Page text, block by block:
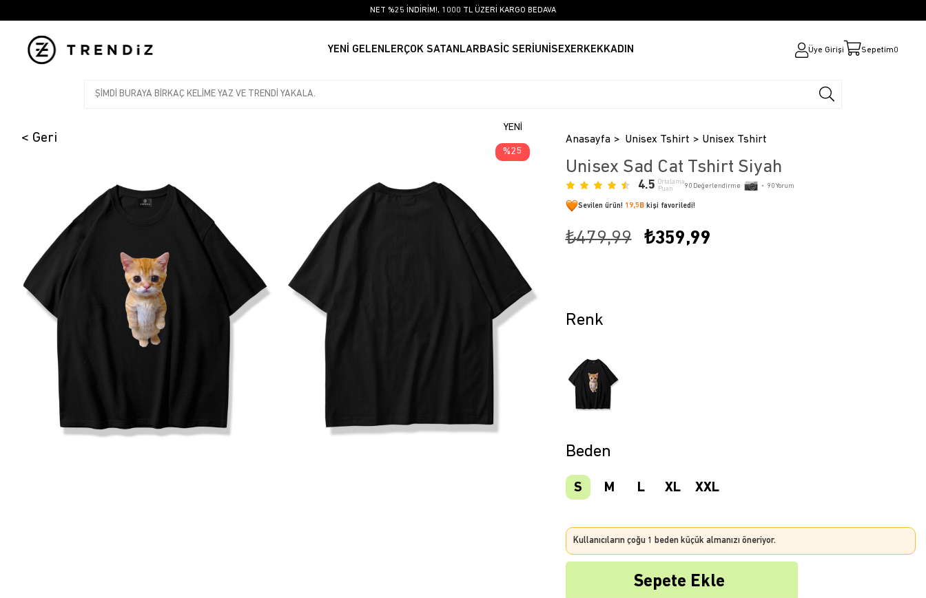
NET %25 İNDİRİM!, 1000 TL ÜZERİ KARGO BEDAVA
YENİ GELENLERÇOK SATANLARBASİC SERİ UNİSEXERKEKKADIN Üye Girişi Sepetim0
YENI
ÜRÜN
25
Anasayfa Unisex Tshirt Unisex Tshirt
Unisex Sad Cat Tshirt Siyah
4.5 Ortalama
Puan
90Değerlendirme • 90Yorum
Sevilen ürün! 19,5Bkişi favoriledi!
₺479,99 ₺359,99
Beden
S M L XL XXL
Kullanıcıların çoğu 1 beden küçük almanızı öneriyor.